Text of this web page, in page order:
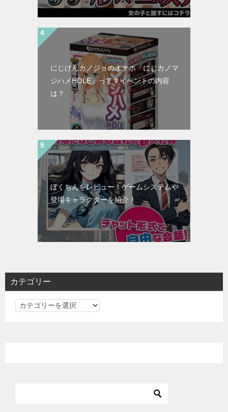
にじげんカノジョのオナホ「にじカノマ
ジハメHOLE」って？イベントの内容
は？
ぼくちんをレビュー！ゲームシステムや
登場キャラクターを紹介！
カテゴリー
カ